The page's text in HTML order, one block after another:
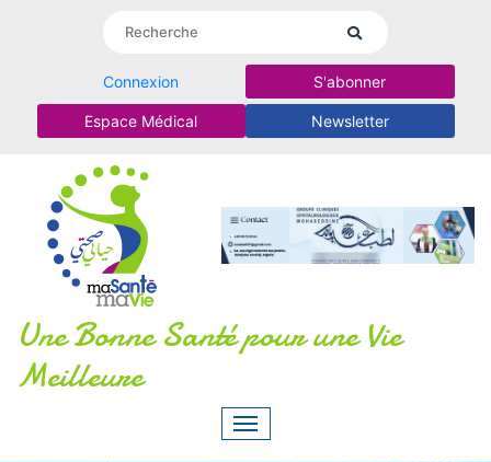
Connexion S'abonner
Espace Médical Newsletter
Une Bonne Santé pour une Vie
Meilleure